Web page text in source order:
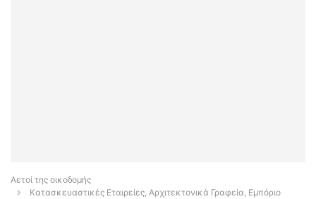
Αετοί της οικοδομής
Κατασκευαστικές Εταιρείες, Αρχιτεκτονικά Γραφεία, Εμπόριο